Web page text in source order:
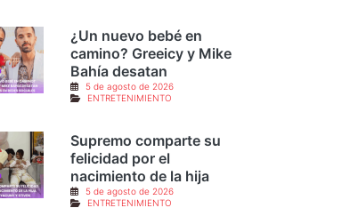
¿Un nuevo bebé en
camino? Greeicy y Mike
Bahía desatan
5 de agosto de 2026
ENTRETENIMIENTO
Supremo comparte su
felicidad por el
nacimiento de la hija
5 de agosto de 2026
ENTRETENIMIENTO